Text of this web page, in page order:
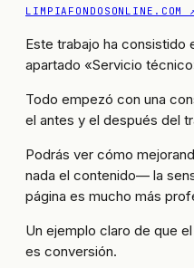
LIMPIAFONDOSONLINE.COM
Este trabajo ha consistido
apartado «Servicio
Todo empezó con una
el antes y el después del
Podrás ver cómo
nada el contenido— la
página es mucho más
Un ejemplo claro de que
es conversión.